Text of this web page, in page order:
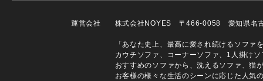
運営会社 株式会社NOYES 〒466-0058 愛知県名
「あなた史上、最高に愛され続けるソフ
カウチソファ、コーナーソファ、1人掛け
おすすめのソファから、洗えるソファ、猫
お客様の様々な生活のシーンに応じた人気